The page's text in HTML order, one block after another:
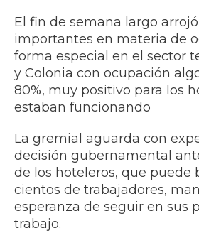
El fin de semana largo
importantes en materia de
forma especial en el sector
y Colonia con ocupación
80%, muy positivo para los
estaban funcionando
La gremial aguarda con
decisión gubernamental
de los hoteleros, que puede
cientos de trabajadores,
esperanza de seguir en sus
trabajo.